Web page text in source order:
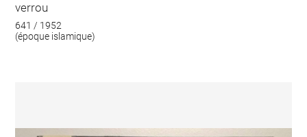
verrou
641 / 1952
(époque islamique)